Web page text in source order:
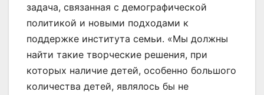
задача, связанная с демографической
политикой и новыми подходами к
поддержке института семьи. «Мы должны
найти такие творческие решения, при
которых наличие детей, особенно большого
количества детей, являлось бы не